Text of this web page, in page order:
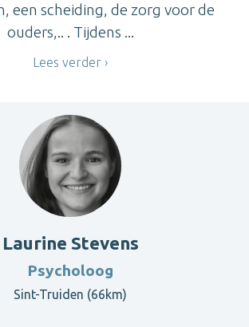
een scheiding, de zorg voor de
ouders,.. . Tijdens ...
Lees verder
Laurine Stevens
Psycholoog
Sint-Truiden (66km)